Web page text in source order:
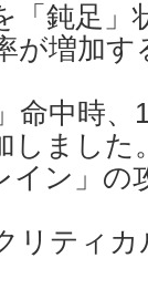
「鈍足
が増加す
命中時
しました
イン」の
リティ